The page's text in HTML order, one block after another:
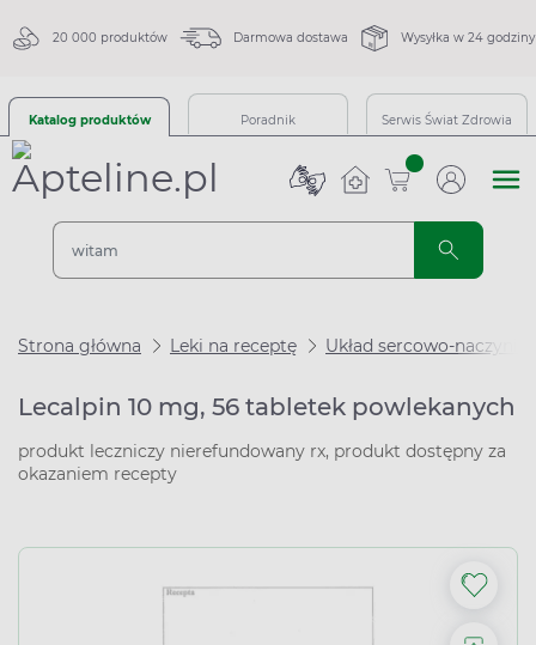
20 000 produktów Darmowa dostawa Wysyłka w 24 godziny
Katalog produktów Poradnik Serwis Świat Zdrowia
sztuk
Strona główna Leki na receptę Układ sercowo-
Lecalpin 10 mg, 56 tabletek powlekanych
produkt leczniczy nierefundowany rx, produkt dostępny za
okazaniem recepty